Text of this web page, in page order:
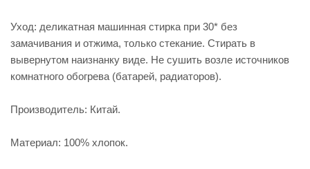
Уход: деликатная машинная стирка при 30* без
замачивания и отжима, только стекание. Стирать в
вывернутом наизнанку виде. Не сушить возле источников
комнатного обогрева (батарей, радиаторов).
Производитель: Китай.
Материал: 100% хлопок.